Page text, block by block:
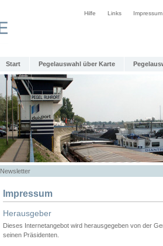
Hilfe Links Impressum
Start Pegelauswahl über Karte
Newsletter
Impressum
Herausgeber
Dieses Internetangebot wird herausgegeben von der
seinen Präsidenten.